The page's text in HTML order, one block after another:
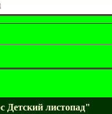
листопад"